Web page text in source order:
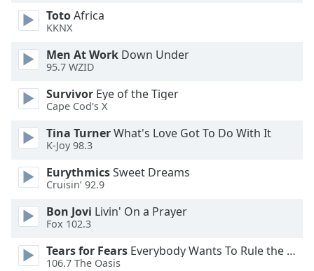
Text
Background
Color
Opacity
Caption
Background
Color
Opacity
TotoAfrica
KKNX
Men At Work Down Under
95.7 WZID
Survivor Eye of the Tiger
Cape Cod's X
Tina TurnerWhat's Love Got To Do With It
K-Joy 98.3
EurythmicsSweet Dreams
Cruisin’ 92.9
Bon Jovi Livin' On a Prayer
Fox 102.3
Tears for Fears Everybody Wants To Rule the World
106.7 The Oasis